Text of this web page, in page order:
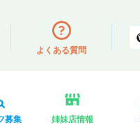
よくある質問
募集 姉妹店情報